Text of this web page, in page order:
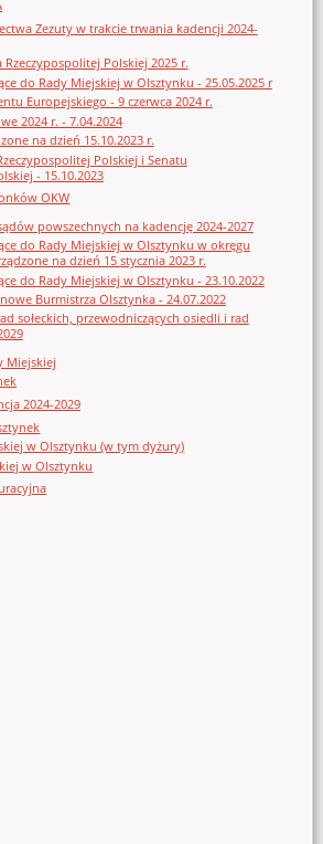
Zezuty w trakcie trwania kadencji 2024-
Polskiej 2025 r.
do Rady Miejskiej w Olsztynku - 25.05.2025 r
Europejskiego - 9 czerwca 2024 r.
2024 r. - 7.04.2024
na dzień 15.10.2023 r.
Polskiej i Senatu
- 15.10.2023
OKW
powszechnych na kadencję 2024-2027
do Rady Miejskiej w Olsztynku w okręgu
na dzień 15 stycznia 2023 r.
do Rady Miejskiej w Olsztynku - 23.10.2022
Burmistrza Olsztynka - 24.07.2022
sołeckich, przewodniczących osiedli i rad
Miejskiej
2024-2029
w Olsztynku (w tym dyżury)
w Olsztynku